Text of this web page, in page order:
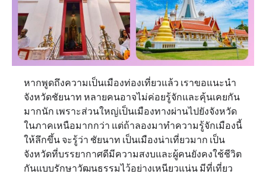
หากพูดถึงความเป็นเมืองท่องเที่ยวแล้ว เราขอแนะนำ
จังหวัดชัยนาท หลายคนอาจไม่ค่อยรู้จักและคุ้นเคยกัน
มากนัก เพราะส่วนใหญ่เป็นเมืองทางผ่านไปยังจังหวัด
ในภาคเหนือมากกว่า แต่ถ้าลองมาทำความรู้จักเมืองนี้
ให้ลึกขึ้น จะรู้ว่า ชัยนาท เป็นเมืองน่าเที่ยวมาก เป็น
จังหวัดที่บรรยากาศดีมีความสงบและผู้คนยังคงใช้ชีวิต
กันแบบรักษาวัฒนธรรมไว้อย่างเหนียวแน่น มีที่เที่ยว